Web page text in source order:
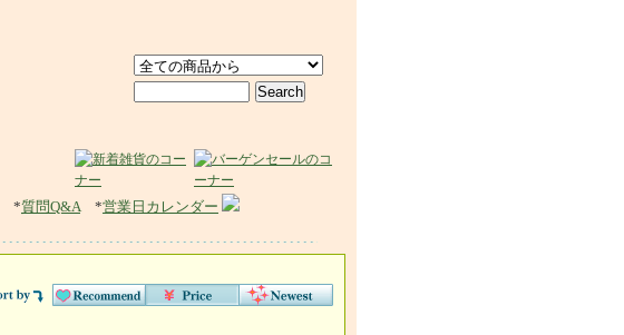
*質問Q&A*営業日カレンダー